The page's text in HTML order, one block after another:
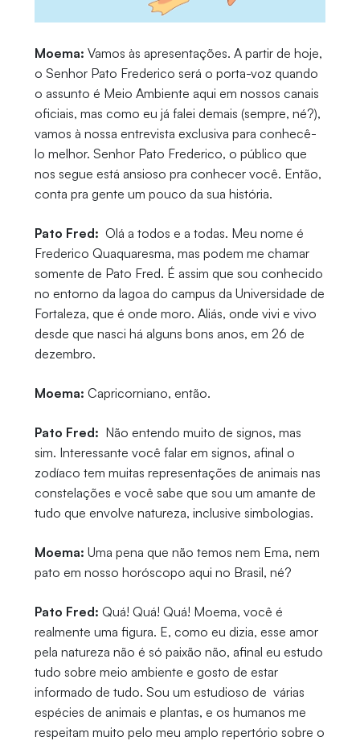
Moema: Vamos às apresentações. A partir de hoje,
o Senhor Pato Frederico será o porta-voz quando
o assunto é Meio Ambiente aqui em nossos canais
oficiais, mas como eu já falei demais (sempre, né?),
vamos à nossa entrevista exclusiva para conhecê-
lo melhor. Senhor Pato Frederico, o público que
nos segue está ansioso pra conhecer você. Então,
conta pra gente um pouco da sua história.
Pato Fred: Olá a todos e a todas. Meu nome é
Frederico Quaquaresma, mas podem me chamar
somente de Pato Fred. É assim que sou conhecido
no entorno da lagoa do campus da Universidade de
Fortaleza, que é onde moro. Aliás, onde vivi e vivo
desde que nasci há alguns bons anos, em 26 de
dezembro.
Moema: Capricorniano, então.
Pato Fred: Não entendo muito de signos, mas
sim. Interessante você falar em signos, afinal o
zodíaco tem muitas representações de animais nas
constelações e você sabe que sou um amante de
tudo que envolve natureza, inclusive simbologias.
Moema: Uma pena que não temos nem Ema, nem
pato em nosso horóscopo aqui no Brasil, né?
Pato Fred: Quá! Quá! Quá! Moema, você é
realmente uma figura. E, como eu dizia, esse amor
pela natureza não é só paixão não, afinal eu estudo
tudo sobre meio ambiente e gosto de estar
informado de tudo. Sou um estudioso de várias
espécies de animais e plantas, e os humanos me
respeitam muito pelo meu amplo repertório sobre o